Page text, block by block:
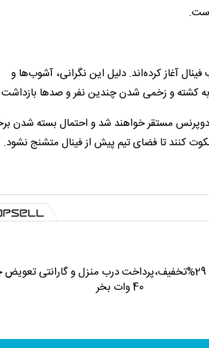
آغاز کرده‌اند. دلیل این نگرانی، آشوب‌ها و
دوپرنس مستقر خواهند شد و احتمال بسته شدن
فقط امروز با 29%تخفیف،پرداخت درب منزل و گارانتی
40 وات بخر